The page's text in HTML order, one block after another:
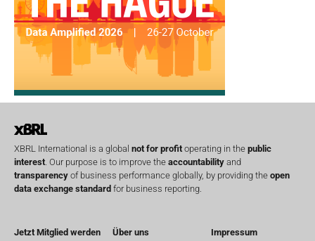
XBRL International is a global not for profit operating in the public
interest . Our purpose is to improve the accountability and
transparency of business performance globally, by providing the open
data exchange standard for business reporting.
Jetzt Mitglied werden Über uns
Impressum